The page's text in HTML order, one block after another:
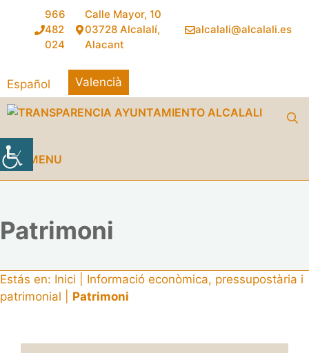
contingut
966
482
024
Calle Mayor, 10
03728 Alcalalí,
Alacant
alcalali@alcalali.es
Español Valencià
MENU
Patrimoni
Estás en: Inici
Informació econòmica, pressupostària i
patrimonial
Patrimoni